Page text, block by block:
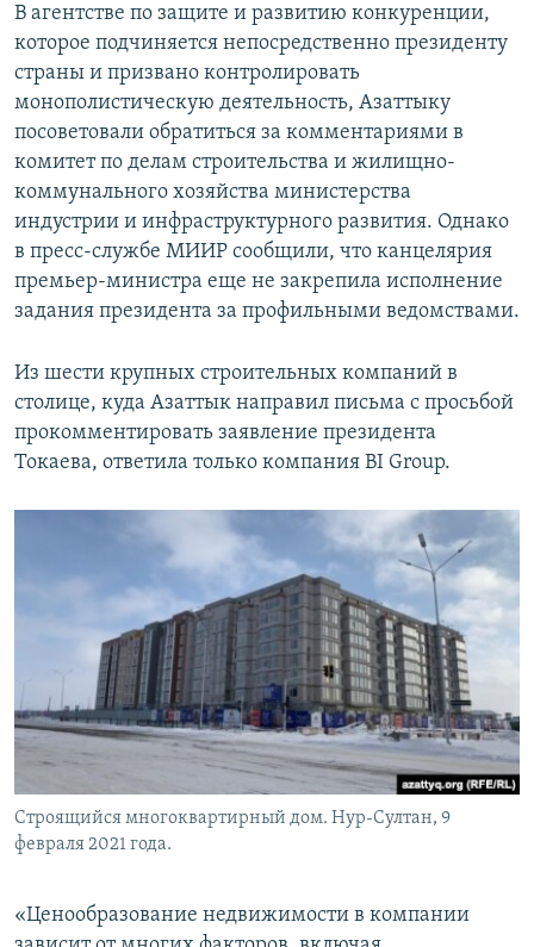
В агентстве по защите и развитию конкуренции,
которое подчиняется непосредственно президенту
страны и призвано контролировать
монополистическую деятельность, Азаттыку
посоветовали обратиться за комментариями в
комитет по делам строительства и жилищно-
коммунального хозяйства министерства
индустрии и инфраструктурного развития. Однако
в пресс-службе МИИР сообщили, что канцелярия
премьер-министра еще не закрепила исполнение
задания президента за профильными ведомствами.
Из шести крупных строительных компаний в
столице, куда Азаттык направил письма с просьбой
прокомментировать заявление президента
Токаева, ответила только компания BI Group.
Строящийся многоквартирный дом. Нур-Султан, 9
февраля 2021 года.
«Ценообразование недвижимости в компании